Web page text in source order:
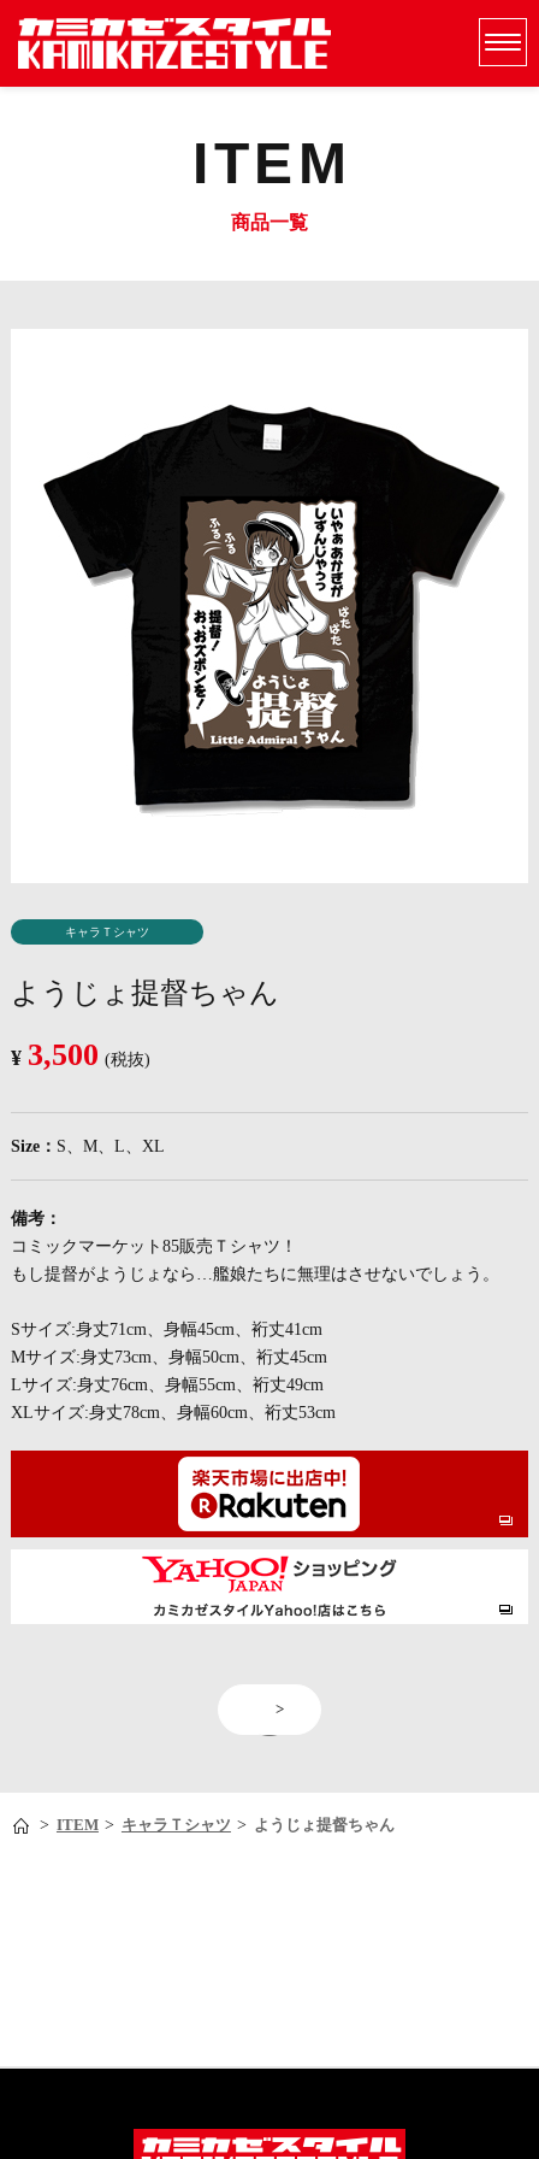
ITEM
商品一覧
キャラＴシャツ
ようじょ提督ちゃん
¥ 3,500 (税抜)
Size： S、M、L、XL
備考：
コミックマーケット85販売Ｔシャツ！
もし提督がようじょなら…艦娘たちに無理はさせないでしょう。
Sサイズ:身丈71cm、身幅45cm、裄丈41cm
Mサイズ:身丈73cm、身幅50cm、裄丈45cm
Lサイズ:身丈76cm、身幅55cm、裄丈49cm
XLサイズ:身丈78cm、身幅60cm、裄丈53cm
>
> ITEM > キャラＴシャツ > ようじょ提督ちゃん